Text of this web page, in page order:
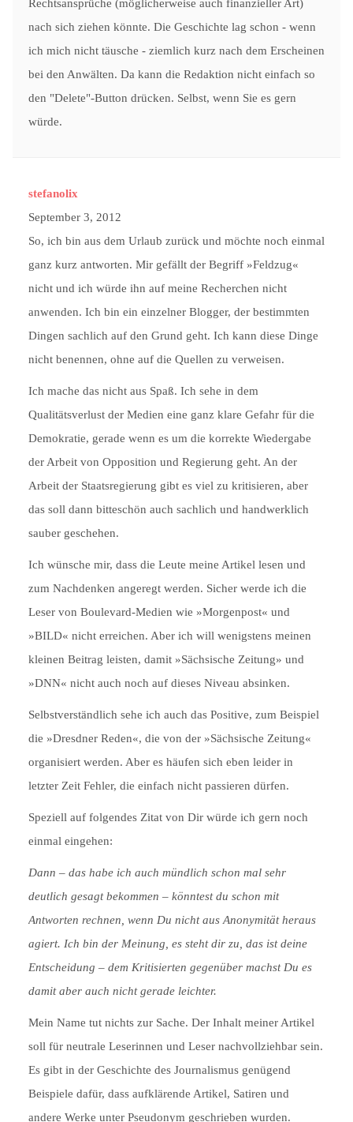
Rechtsansprüche (möglicherweise auch finanzieller Art)
nach sich ziehen könnte. Die Geschichte lag schon - wenn
ich mich nicht täusche - ziemlich kurz nach dem Erscheinen
bei den Anwälten. Da kann die Redaktion nicht einfach so
den "Delete"-Button drücken. Selbst, wenn Sie es gern
würde.
stefanolix
September 3, 2012
So, ich bin aus dem Urlaub zurück und möchte noch einmal
ganz kurz antworten. Mir gefällt der Begriff »Feldzug«
nicht und ich würde ihn auf meine Recherchen nicht
anwenden. Ich bin ein einzelner Blogger, der bestimmten
Dingen sachlich auf den Grund geht. Ich kann diese Dinge
nicht benennen, ohne auf die Quellen zu verweisen.
Ich mache das nicht aus Spaß. Ich sehe in dem
Qualitätsverlust der Medien eine ganz klare Gefahr für die
Demokratie, gerade wenn es um die korrekte Wiedergabe
der Arbeit von Opposition und Regierung geht. An der
Arbeit der Staatsregierung gibt es viel zu kritisieren, aber
das soll dann bitteschön auch sachlich und handwerklich
sauber geschehen.
Ich wünsche mir, dass die Leute meine Artikel lesen und
zum Nachdenken angeregt werden. Sicher werde ich die
Leser von Boulevard-Medien wie »Morgenpost« und
»BILD« nicht erreichen. Aber ich will wenigstens meinen
kleinen Beitrag leisten, damit »Sächsische Zeitung» und
»DNN« nicht auch noch auf dieses Niveau absinken.
Selbstverständlich sehe ich auch das Positive, zum Beispiel
die »Dresdner Reden«, die von der »Sächsische Zeitung«
organisiert werden. Aber es häufen sich eben leider in
letzter Zeit Fehler, die einfach nicht passieren dürfen.
Speziell auf folgendes Zitat von Dir würde ich gern noch
einmal eingehen:
Dann – das habe ich auch mündlich schon mal sehr
deutlich gesagt bekommen – könntest du schon mit
Antworten rechnen, wenn Du nicht aus Anonymität heraus
agiert. Ich bin der Meinung, es steht dir zu, das ist deine
Entscheidung – dem Kritisierten gegenüber machst Du es
damit aber auch nicht gerade leichter.
Mein Name tut nichts zur Sache. Der Inhalt meiner Artikel
soll für neutrale Leserinnen und Leser nachvollziehbar sein.
Es gibt in der Geschichte des Journalismus genügend
Beispiele dafür, dass aufklärende Artikel, Satiren und
andere Werke unter Pseudonym geschrieben wurden.